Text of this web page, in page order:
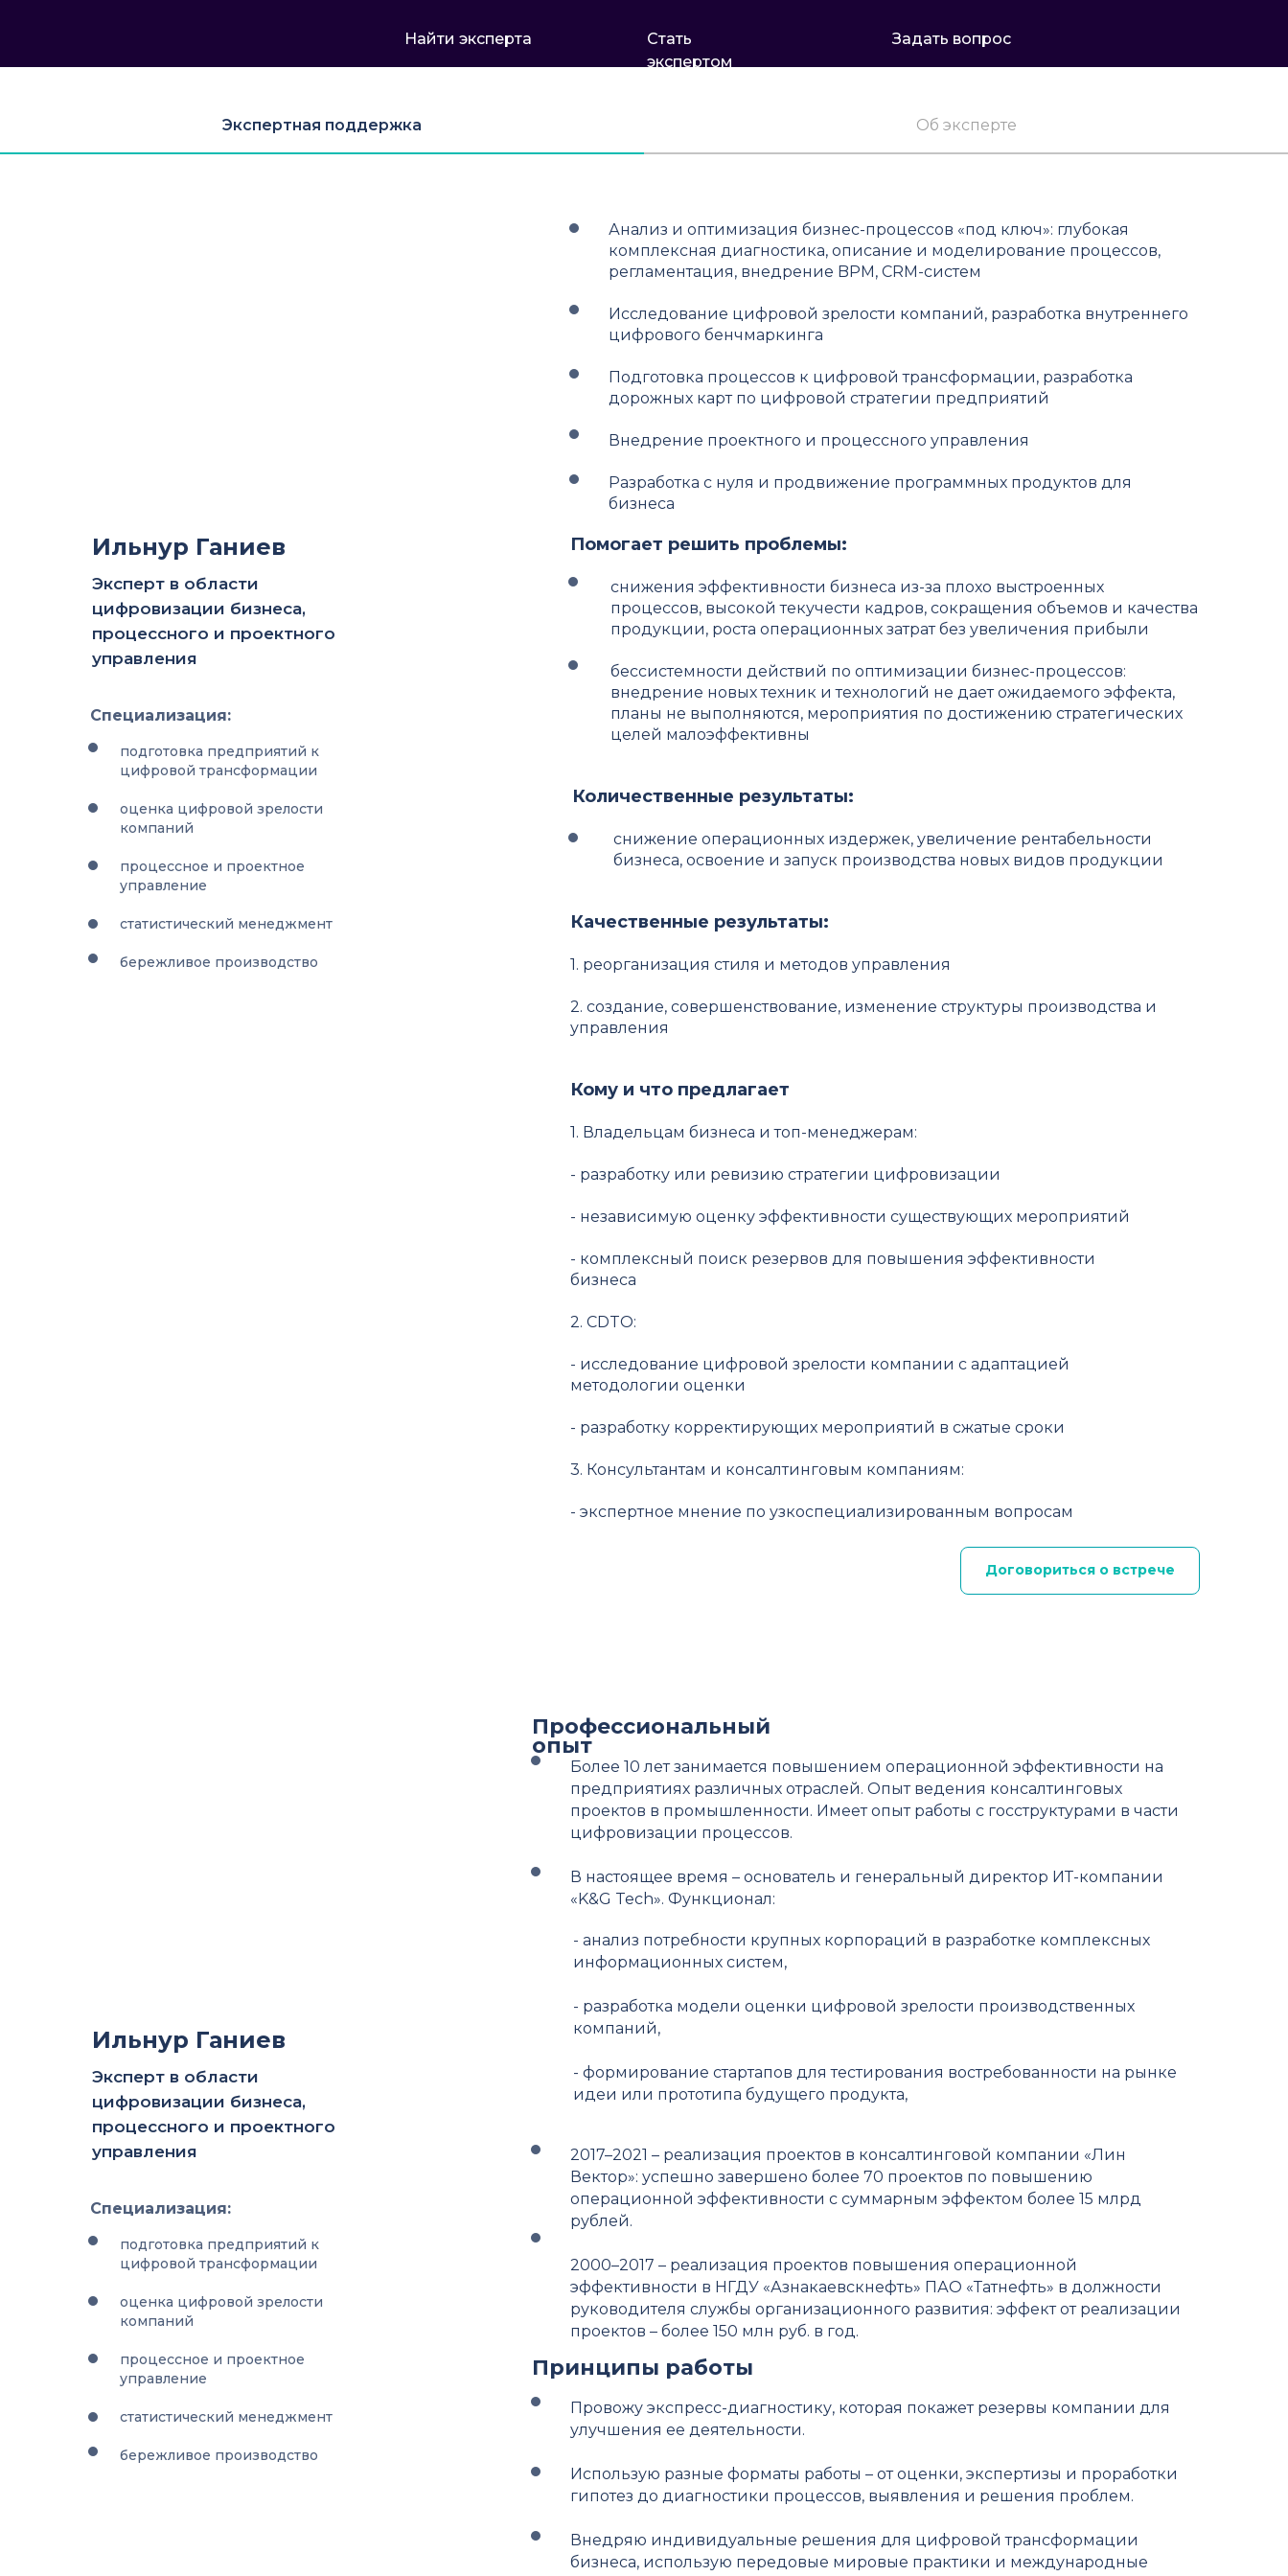
Задать вопрос
Найти эксперта
Стать
экспертом
Экспертная поддержка Об эксперте
Ильнур Ганиев
Эксперт в области
цифровизации бизнеса,
процессного и проектного
управления
Специализация:
подготовка предприятий к
цифровой трансформации
оценка цифровой зрелости
компаний
процессное и проектное
управление
статистический менеджмент
бережливое производство
Договориться о встрече
Анализ и оптимизация бизнес-процессов «под ключ»: глубокая
комплексная диагностика, описание и моделирование процессов,
регламентация, внедрение BPM, CRM-систем
Исследование цифровой зрелости компаний, разработка внутреннего
цифрового бенчмаркинга
Подготовка процессов к цифровой трансформации, разработка
дорожных карт по цифровой стратегии предприятий
Внедрение проектного и процессного управления
Разработка с нуля и продвижение программных продуктов для
бизнеса
Помогает решить проблемы:
снижения эффективности бизнеса из-за плохо выстроенных
процессов, высокой текучести кадров, сокращения объемов и качества
продукции, роста операционных затрат без увеличения прибыли
бессистемности действий по оптимизации бизнес-процессов:
внедрение новых техник и технологий не дает ожидаемого эффекта,
планы не выполняются, мероприятия по достижению стратегических
целей малоэффективны
Количественные результаты:
cнижение операционных издержек, увеличение рентабельности
бизнеса, освоение и запуск производства новых видов продукции
Качественные результаты:
1. реорганизация стиля и методов управления
2. создание, совершенствование, изменение структуры производства и
управления
Кому и что предлагает
1. Владельцам бизнеса и топ-менеджерам:
- разработку или ревизию стратегии цифровизации
- независимую оценку эффективности существующих мероприятий
- комплексный поиск резервов для повышения эффективности
бизнеса
2. CDTO:
- исследование цифровой зрелости компании с адаптацией
методологии оценки
- разработку корректирующих мероприятий в сжатые сроки
3. Консультантам и консалтинговым компаниям:
- экспертное мнение по узкоспециализированным вопросам
Профессиональный
опыт
2017–2021 – реализация проектов в консалтинговой компании «Лин
Вектор»: успешно завершено более 70 проектов по повышению
операционной эффективности с суммарным эффектом более 15 млрд
рублей.
2000–2017 – реализация проектов повышения операционной
эффективности в НГДУ «Азнакаевскнефть» ПАО «Татнефть» в должности
руководителя службы организационного развития: эффект от реализации
проектов – более 150 млн руб. в год.
Более 10 лет занимается повышением операционной эффективности на
предприятиях различных отраслей. Опыт ведения консалтинговых
проектов в промышленности. Имеет опыт работы с госструктурами в части
цифровизации процессов.
В настоящее время – основатель и генеральный директор ИТ-компании
«K&G Tech». Функционал:
Ильнур Ганиев
Эксперт в области
цифровизации бизнеса,
процессного и проектного
управления
Специализация:
подготовка предприятий к
цифровой трансформации
оценка цифровой зрелости
компаний
процессное и проектное
управление
статистический менеджмент
бережливое производство
- анализ потребности крупных корпораций в разработке комплексных
информационных систем,
- разработка модели оценки цифровой зрелости производственных
компаний,
- формирование стартапов для тестирования востребованности на рынке
идеи или прототипа будущего продукта,
Принципы работы
Провожу экспресс-диагностику, которая покажет резервы компании для
улучшения ее деятельности.
Использую разные форматы работы – от оценки, экспертизы и проработки
гипотез до диагностики процессов, выявления и решения проблем.
Внедряю индивидуальные решения для цифровой трансформации
бизнеса, использую передовые мировые практики и международные